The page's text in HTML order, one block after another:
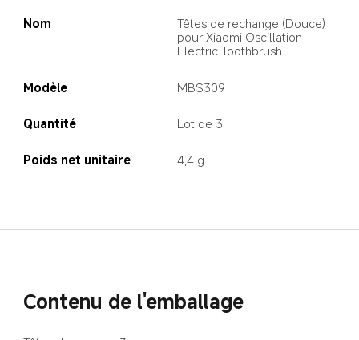
Nom
Têtes de rechange (Douce)
pour Xiaomi Oscillation
Electric Toothbrush
Modèle MBS309
Quantité Lot de 3
Poids net unitaire 4,4 g
Contenu de l'emballage